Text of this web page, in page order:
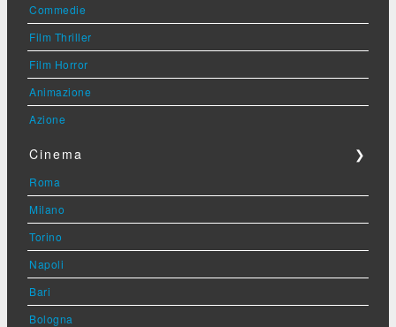
Commedie
Film Thriller
Film Horror
Animazione
Azione
Cinema ❯
Roma
Milano
Torino
Napoli
Bari
Bologna